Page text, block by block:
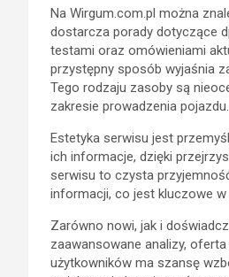
Na Wirgum.com.pl można
dostarcza porady dotyczące
testami oraz omówieniami
przystępny sposób wyjaśnia
Tego rodzaju zasoby są
zakresie prowadzenia pojazdu.
Estetyka serwisu jest
ich informacje, dzięki
serwisu to czysta
informacji, co jest kluczowe
Zarówno nowi, jak i
zaawansowane analizy,
użytkowników ma szansę